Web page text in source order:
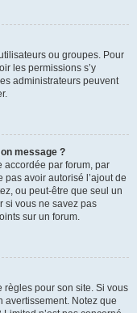
ou groupes. Pour
les permissions s’y
administrateurs peuvent
message ?
accordée par forum, par
pas avoir autorisé l’ajout de
ou peut-être que seul un
si vous ne savez pas
sur un forum.
pour son site. Si vous
avertissement. Notez que